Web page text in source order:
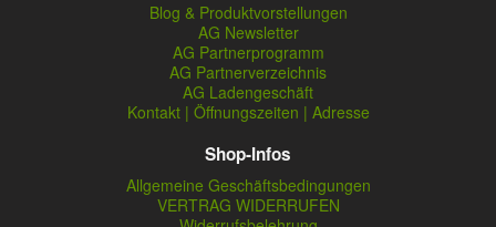
Blog & Produktvorstellungen
AG Newsletter
AG Partnerprogramm
AG Partnerverzeichnis
AG Ladengeschäft
Kontakt | Öffnungszeiten | Adresse
Shop-Infos
Allgemeine Geschäftsbedingungen
VERTRAG WIDERRUFEN